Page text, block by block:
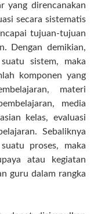
yang direncanakan
secara sistematis
tujuan-tujuan
Dengan demikian,
sistem, maka
komponen yang
materi
media
kelas, evaluasi
Sebaliknya
proses, maka
atau kegiatan
guru dalam rangka